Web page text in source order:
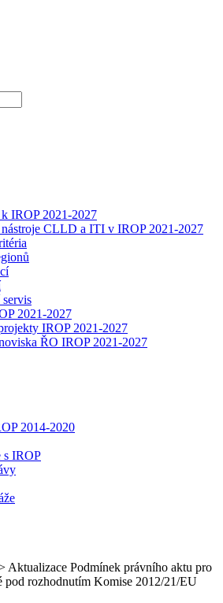
IROP 2021-2027
nástroje CLLD a ITI v IROP 2021-2027
2021-2027
IROP 2021-2027
ŘO IROP 2021-2027
2014-2020
s IROP
Aktualizace Podmínek právního aktu pro
pod rozhodnutím Komise 2012/21/EU